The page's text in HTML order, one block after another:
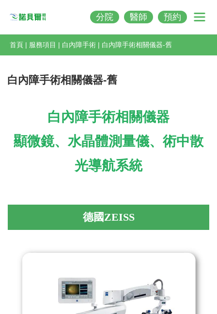
分院 醫師 預約
首頁 | 服務項目 | 白內障手術 | 白內障手術相關儀器-舊
白內障手術相關儀器-舊
白內障手術相關儀器
顯微鏡、水晶體測量儀、術中散
光導航系統
德國ZEISS